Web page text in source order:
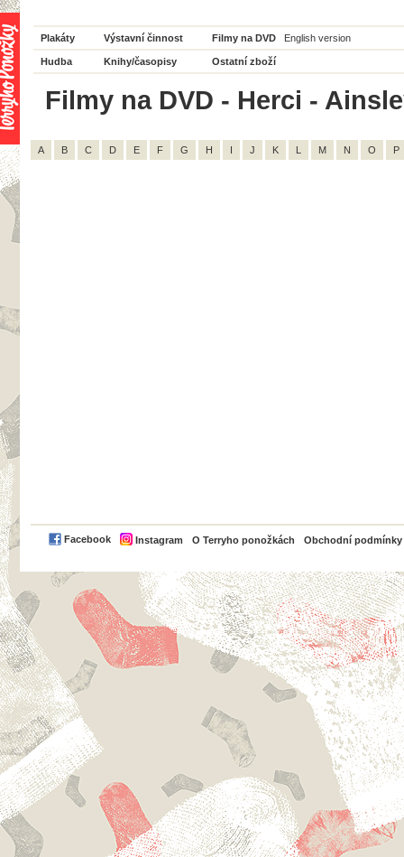
Plakáty Výstavní činnost Filmy na DVD English version
Hudba Knihy/časopisy Ostatní zboží
Filmy na DVD - Herci -
A B C D E F G H I J K L M N O P
Facebook Instagram O Terryho ponožkách Obchodní podmínky
PayPal